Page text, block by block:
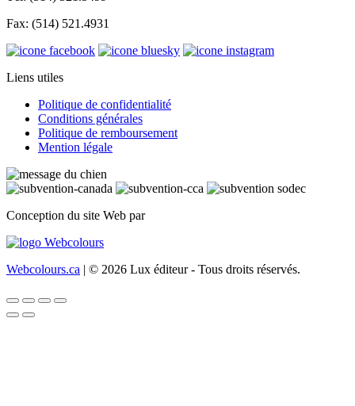
Fax: (514) 521.4931
Liens utiles
Politique de confidentialité
Conditions générales
Politique de remboursement
Mention légale
Conception du site Web par
Webcolours.ca | © 2026 Lux éditeur - Tous droits réservés.